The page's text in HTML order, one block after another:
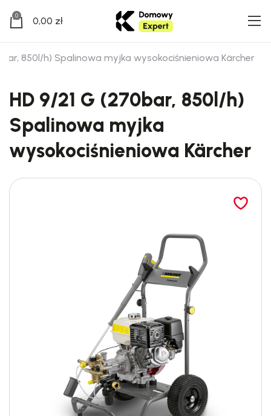
0 0,00 zł
850l/h) Spalinowa myjka wysokociśnieniowa Kärcher
HD 9/21 G (270bar, 850l/h)
Spalinowa myjka
wysokociśnieniowa Kärcher